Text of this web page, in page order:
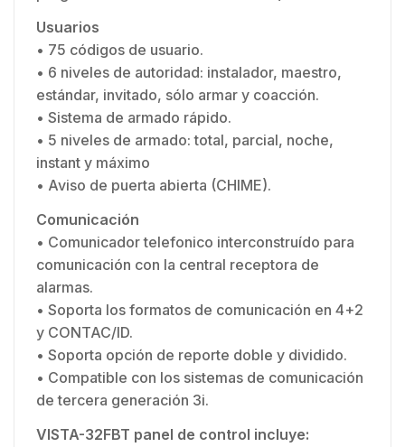
Usuarios
• 75 códigos de usuario.
• 6 niveles de autoridad: instalador, maestro,
estándar, invitado, sólo armar y coacción.
• Sistema de armado rápido.
• 5 niveles de armado: total, parcial, noche,
instant y máximo
• Aviso de puerta abierta (CHIME).
Comunicación
• Comunicador telefonico interconstruído para
comunicación con la central receptora de
alarmas.
• Soporta los formatos de comunicación en 4+2
y CONTAC/ID.
• Soporta opción de reporte doble y dividido.
• Compatible con los sistemas de comunicación
de tercera generación 3i.
VISTA-32FBT panel de control incluye: